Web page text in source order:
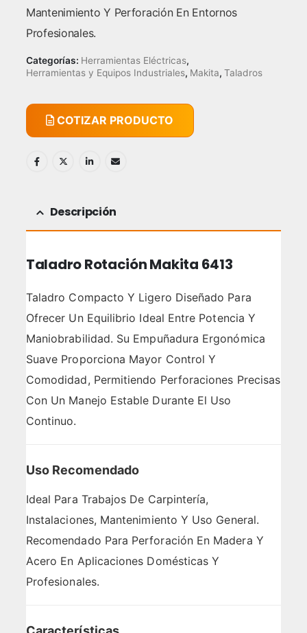
Mantenimiento Y Perforación En Entornos
Profesionales.
Categorías: Herramientas Eléctricas,
Herramientas y Equipos Industriales, Makita, Taladros
COTIZAR PRODUCTO
Descripción
Taladro Rotación Makita 6413
Taladro Compacto Y Ligero Diseñado Para
Ofrecer Un Equilibrio Ideal Entre Potencia Y
Maniobrabilidad. Su Empuñadura Ergonómica
Suave Proporciona Mayor Control Y
Comodidad, Permitiendo Perforaciones Precisas
Con Un Manejo Estable Durante El Uso
Continuo.
Uso Recomendado
Ideal Para Trabajos De Carpintería,
Instalaciones, Mantenimiento Y Uso General.
Recomendado Para Perforación En Madera Y
Acero En Aplicaciones Domésticas Y
Profesionales.